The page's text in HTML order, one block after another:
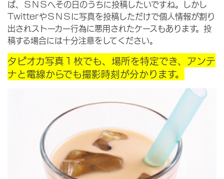
ば、ＳＮＳへその日のうちに投稿したいですね。しかし
TwitterやＳＮＳに写真を投稿しただけで個人情報が割り
出されストーカー行為に悪用されたケースもあります。投
稿する場合には十分注意をしてください。
タピオカ写真１枚でも、場所を特定でき、アンテ
ナと電線からでも撮影時刻が分かります。